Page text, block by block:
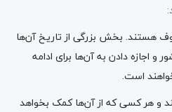
هستند. بخش بزرگی از تاریخ آن‌ها
و اجازه دادن به آن‌ها برای ادامه
است.
و هر کسی که از آن‌ها کمک بخواهد